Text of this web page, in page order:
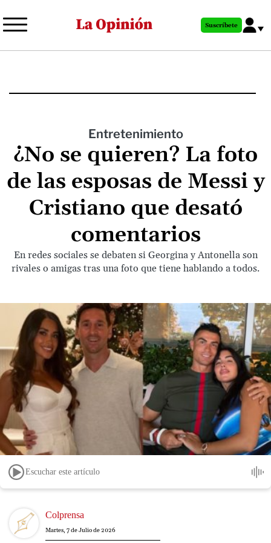
al
principal
Suscríbete
Entretenimiento
¿No se quieren? La foto
de las esposas de Messi y
Cristiano que desató
comentarios
En redes sociales se debaten si Georgina y Antonella son
rivales o amigas tras una foto que tiene hablando a todos.
Escuchar este artículo
Image Colprensa
Martes, 7 de Julio de 2026